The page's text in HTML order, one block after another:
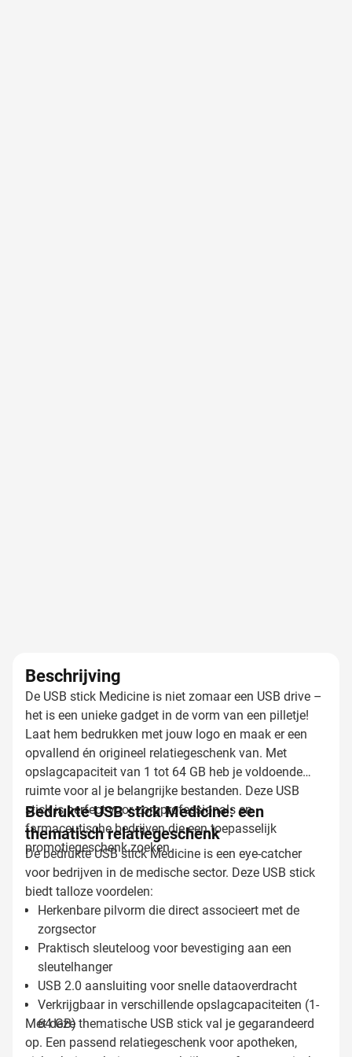
Beschrijving
De USB stick Medicine is niet zomaar een USB drive –
het is een unieke gadget in de vorm van een pilletje!
Laat hem bedrukken met jouw logo en maak er een
opvallend én origineel relatiegeschenk van. Met
opslagcapaciteit van 1 tot 64 GB heb je voldoende
ruimte voor al je belangrijke bestanden. Deze USB
stick is perfect voor zorgprofessionals en
farmaceutische bedrijven die een toepasselijk
promotiegeschenk zoeken.
Bedrukte USB stick Medicine: een
thematisch relatiegeschenk
De bedrukte USB stick Medicine is een eye-catcher
voor bedrijven in de medische sector. Deze USB stick
biedt talloze voordelen:
Herkenbare pilvorm die direct associeert met de
zorgsector
Praktisch sleuteloog voor bevestiging aan een
sleutelhanger
USB 2.0 aansluiting voor snelle dataoverdracht
Verkrijgbaar in verschillende opslagcapaciteiten (1-
64 GB)
Met deze thematische USB stick val je gegarandeerd
op. Een passend relatiegeschenk voor apotheken,